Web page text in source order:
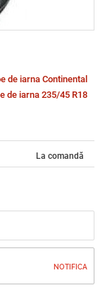
de iarna Continental
de iarna 235/45 R18
La comandă
NOTIFICA